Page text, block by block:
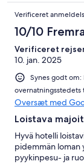
Verificeret
10/10
Verificeret
10. jan. 2025
Synes godt om:
Oversæt med
Loistava
Hyvä hotelli
pidemmän loman
pyykinpesu- ja